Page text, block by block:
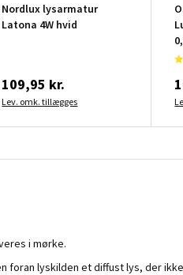
Nordlux lysarmatur
Latona 4W hvid
109,95 kr.
Lev. omk. tillægges
i mørke.
foran lyskilden et diffust lys, der